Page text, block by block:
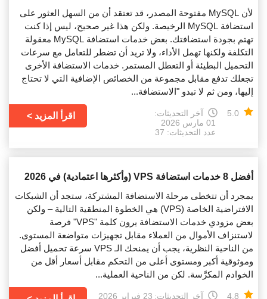
لأن MySQL مفتوحة المصدر، قد تعتقد أن من السهل العثور على
استضافة MySQL الرخيصة. ولكن هذا غير صحيح، ليس إذا كنت
تهتم بجودة استضافتك. بعض خدمات استضافة MySQL معقولة
التكلفة ولكنها تهمل الأداء، ولا تريد أن تضطر للتعامل مع سرعات
التحميل البطيئة أو التعطل المستمر. خدمات الاستضافة الأخرى
تجعلك تدفع مقابل مجموعة من الخصائص الإضافية التي لا تحتاج
إليها، ومن ثم لا تبدو "الاستضافة...
5.0
آخر التحديثات:
01 مارس 2026
عدد التحديثات: 37
اقرأ المزيد
أفضل 8 خدمات استضافة VPS (وأكثرها اعتمادية) في 2026
بمجرد أن تتخطى مرحلة الاستضافة المشتركة، ستجد أن الشبكات
الافتراضية الخاصة (VPS) هي الخطوة المنطقية التالية – ولكن
بعض مزودي خدمات الاستضافة يرون كلمة "VPS" فرصة
لاستنزاف الأموال من العملاء مقابل تجهيزات متواضعة المستوى.
من الناحية النظرية، يجب أن يمنحك الـ VPS سرعة تحميل أفضل
وموثوقية أكبر ومستوى أعلى من التحكم مقابل أسعار أقل من
الخوادم المكرَّسة. لكن من الناحية العملية...
4.8 آخر التحديثات: 23 فبراير 2026